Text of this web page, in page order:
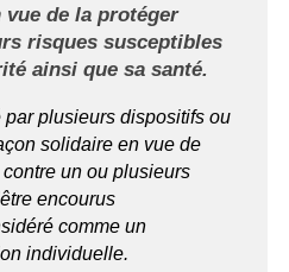
vue de la protéger
risques susceptibles
ainsi que sa santé.
plusieurs dispositifs ou
solidaire en vue de
un ou plusieurs
encourus
comme un
individuelle.